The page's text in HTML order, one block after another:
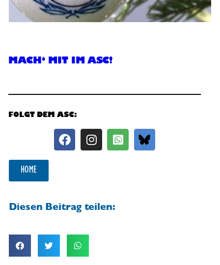
MACH‘ MIT IM ASC!
FOLGT DEM ASC:
HOME
Diesen Beitrag teilen: